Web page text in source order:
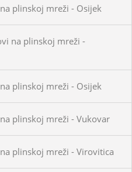
plinskoj mreži - Osijek
na plinskoj mreži -
plinskoj mreži - Osijek
plinskoj mreži - Vukovar
plinskoj mreži - Virovitica